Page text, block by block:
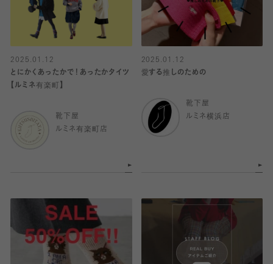
2025.01.12
とにかくあったかで！あったかタイツ
【ルミネ有楽町】
靴下屋
ルミネ有楽町店
2025.01.12
愛する推しのための
靴下屋
ルミネ横浜店